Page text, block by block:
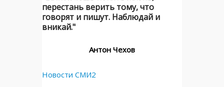
перестань верить тому, что
говорят и пишут. Наблюдай и
вникай."
Антон Чехов
Новости СМИ2